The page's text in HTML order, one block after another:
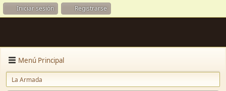
Iniciar sesión Registrarse
Menú Principal